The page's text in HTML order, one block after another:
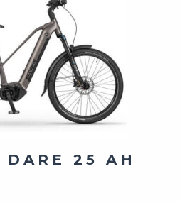
DARE 25 AH